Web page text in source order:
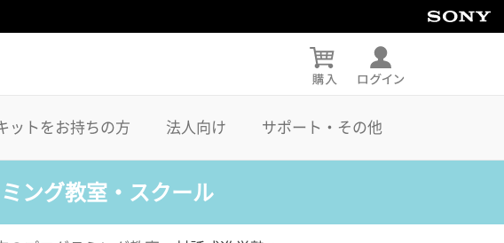
ットをお持ちの方 法人向け サポート・その他
ング教室・スクール